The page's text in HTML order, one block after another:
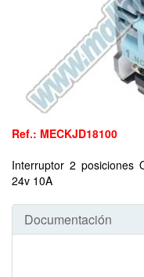
Ref.: MECKJD18100
Interruptor 2 posiciones
24v 10A
Documentación